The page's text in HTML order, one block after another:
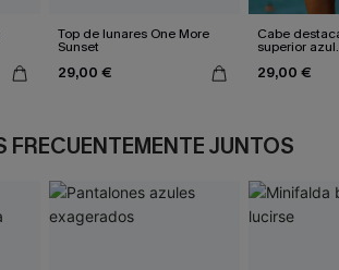
Top de lunares One More
Sunset
29,00 €
Cabe
superior azul.
29,00 €
FRECUENTEMENTE JUNTOS